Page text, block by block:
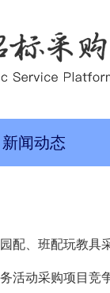
新闻动态
配、班配玩教具
活动采购项目竞